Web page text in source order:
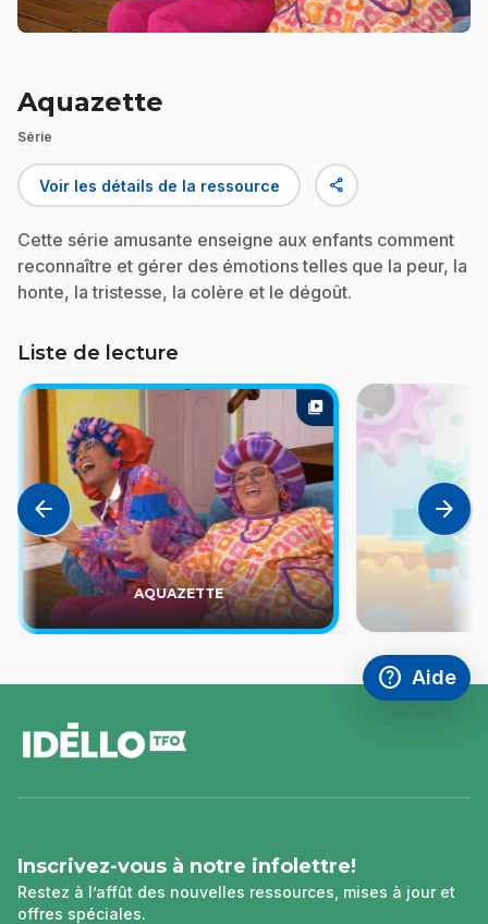
Aquazette
Série
Voir les détails de la ressource share
Cette série amusante enseigne aux enfants comment
reconnaître et gérer des émotions telles que la peur, la
honte, la tristesse, la colère et le dégoût.
Liste de lecture
arrow_back
video_library
AQUAZETTE
arrow_forward
help
Accéder à
Aide
,Ce lien
de
page
Inscrivez-vous à notre infolettre!
Restez à l’affût des nouvelles ressources, mises à jour et
offres spéciales.